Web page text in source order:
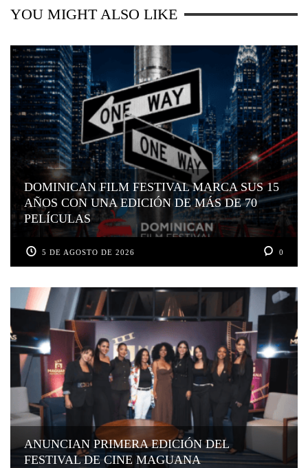
YOU MIGHT ALSO LIKE
DOMINICAN FILM FESTIVAL MARCA SUS 15
AÑOS CON UNA EDICIÓN DE MÁS DE 70
PELÍCULAS
5 DE AGOSTO DE 2026 0
ANUNCIAN PRIMERA EDICIÓN DEL
FESTIVAL DE CINE MAGUANA